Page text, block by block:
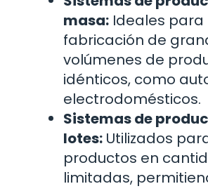
masa: Ideales para
fabricación de
volúmenes de
idénticos, como
electrodomésticos.
Sistemas de
lotes: Utilizados
productos en
limitadas,